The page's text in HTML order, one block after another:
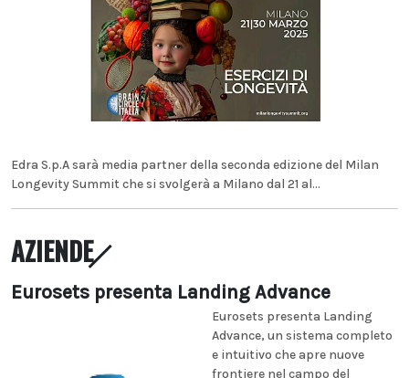
Edra S.p.A sarà media partner della seconda edizione del Milan
Longevity Summit che si svolgerà a Milano dal 21 al...
AZIENDE
Eurosets presenta Landing Advance
Eurosets presenta Landing
Advance, un sistema completo
e intuitivo che apre nuove
frontiere nel campo del